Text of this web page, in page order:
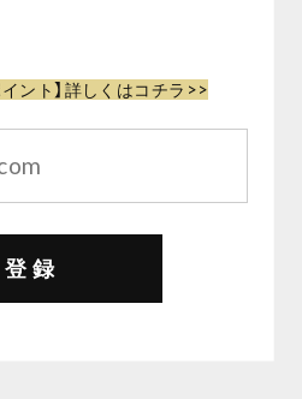
イント】詳しくはコチラ>>
登録